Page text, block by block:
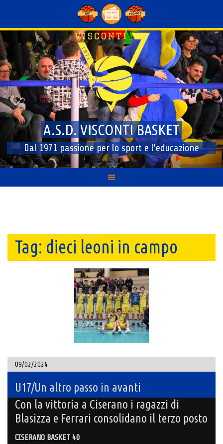
content
A.S.D. VISCONTI BASKET
Dal 1971 passione per lo sport e l'educazione
Tag: dieci leoni in campo
09/02/2024
U17/Un altro passo in avanti
Con la vittoria a Ciserano i ragazzi di
Blasizza e Ferrari consolidano il terzo posto
CISERANO BASKET 40